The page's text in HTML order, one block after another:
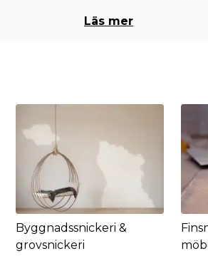
Läs mer
Byggnadssnickeri &
grovsnickeri